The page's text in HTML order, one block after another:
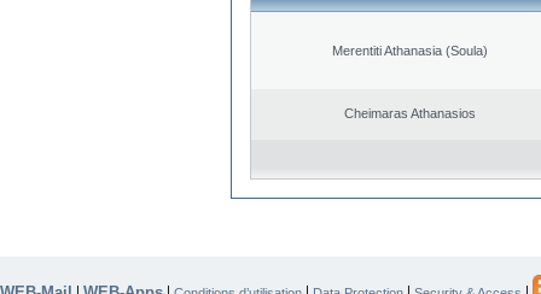
Merentiti Athanasia (Soula)
Cheimaras Athanasios
| | | | |